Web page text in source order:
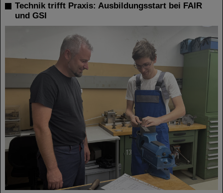
Technik trifft Praxis: Ausbildungsstart bei FAIR
und GSI